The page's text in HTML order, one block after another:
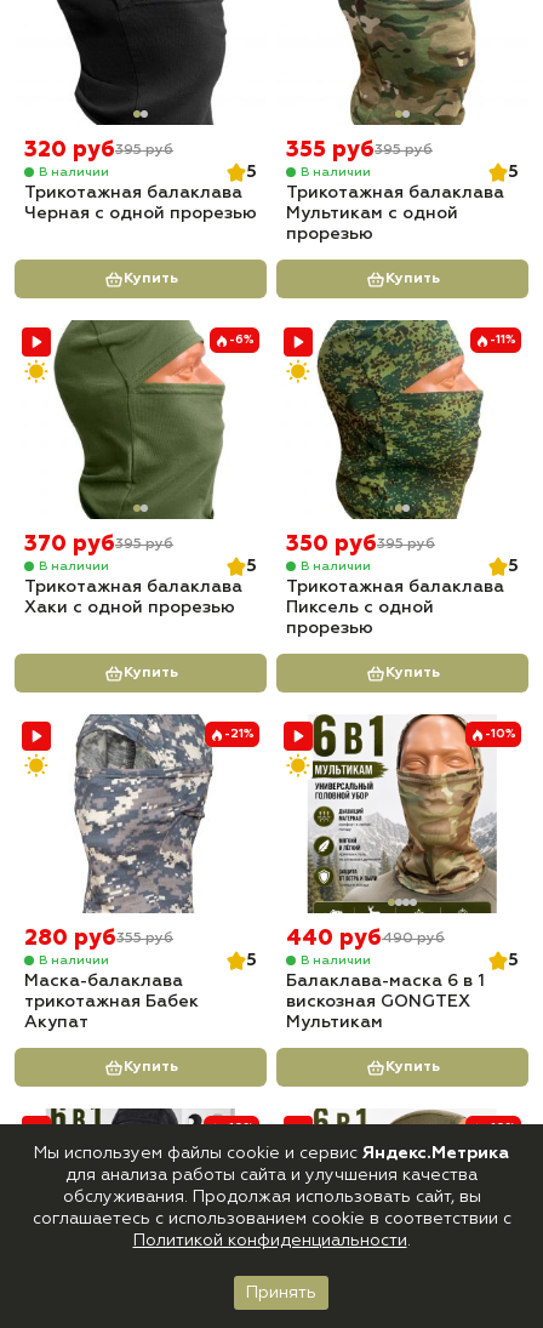
320 руб395 руб
В наличии
5
Трикотажная балаклава
Черная с одной прорезью
Купить
355 руб395 руб
В наличии
5
Трикотажная балаклава
Мультикам с одной
прорезью
Купить
-6%
370 руб395 руб
В наличии
5
Трикотажная балаклава
Хаки с одной прорезью
Купить
-11%
350 руб395 руб
В наличии
5
Трикотажная балаклава
Пиксель с одной
прорезью
Купить
-21%
280 руб355 руб
В наличии
5
Маска-балаклава
трикотажная Бабек
Акупат
Купить
-10%
440 руб490 руб
В наличии
5
Балаклава-маска 6 в 1
вискозная GONGTEX
Мультикам
Купить
-10% -10%
Корзина
Мы используем файлы cookie и сервис Яндекс.Метрика
для анализа работы сайта и улучшения качества
обслуживания. Продолжая использовать сайт, вы
соглашаетесь с использованием cookie в соответствии с
Политикой конфиденциальности.
Принять